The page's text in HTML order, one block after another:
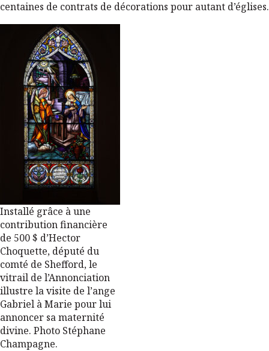
centaines de contrats de décorations pour autant d’églises.
Installé grâce à une
contribution financière
de 500 $ d’Hector
Choquette, député du
comté de Shefford, le
vitrail de l’Annonciation
illustre la visite de l’ange
Gabriel à Marie pour lui
annoncer sa maternité
divine. Photo Stéphane
Champagne.